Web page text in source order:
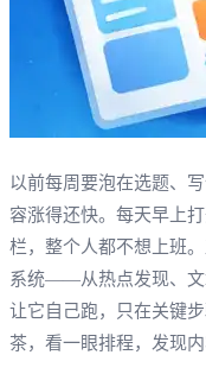
以前每周要泡在选题、
容涨得还快。每天早上
栏，整个人都不想上班
系统——从热点发现、文
让它自己跑，只在关键
茶，看一眼排程，发现